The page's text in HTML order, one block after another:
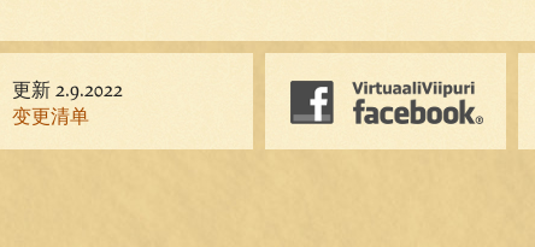
更新 2.9.2022
变更清单